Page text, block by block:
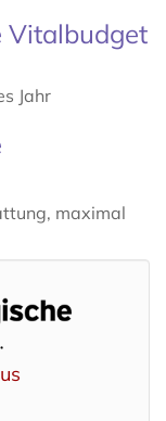
Vitalbudget
Jahr
maximal